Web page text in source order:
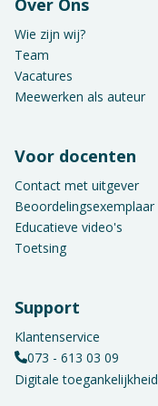
Over Ons
Wie zijn wij?
Team
Vacatures
Meewerken als auteur
Voor docenten
Contact met uitgever
Beoordelingsexemplaar
Educatieve video's
Toetsing
Support
Klantenservice
073 - 613 03 09
Digitale toegankelijkheid